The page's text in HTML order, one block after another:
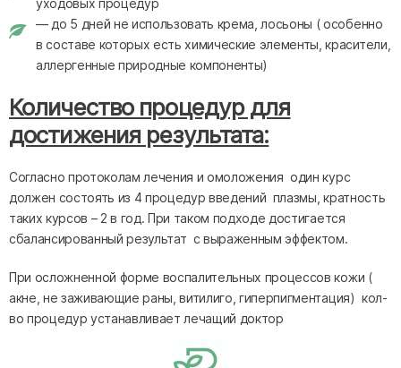
уходовых процедур
— до 5 дней не использовать крема, лосьоны ( особенно
в составе которых есть химические элементы, красители,
аллергенные природные компоненты)
Количество процедур для
достижения результата:
Согласно протоколам лечения и омоложения один курс
должен состоять из 4 процедур введений плазмы, кратность
таких курсов – 2 в год. При таком подходе достигается
сбалансированный результат с выраженным эффектом.
При осложненной форме воспалительных процессов кожи (
акне, не заживающие раны, витилиго, гиперпигментация) кол-
во процедур устанавливает лечащий доктор